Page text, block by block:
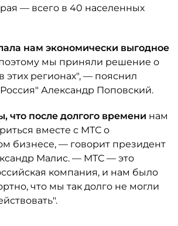
— всего в 40 населенных
нам экономически выгодное
мы приняли решение о
этих регионах", — пояснил
Александр Поповский.
что после долгого времени нам
вместе с МТС о
бизнесе, — говорит президент
Малис. — МТС — это
компания, и нам было
что мы так долго не могли